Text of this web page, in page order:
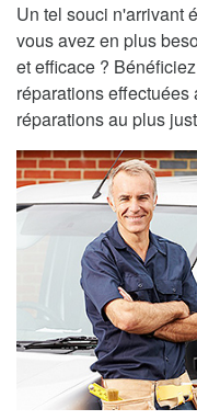
Un tel souci n'arrivant
vous avez en plus
et efficace ?
réparations
réparations au plus